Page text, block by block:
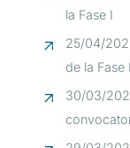
30/03/
25/04/
de la Fase I
la Fase I